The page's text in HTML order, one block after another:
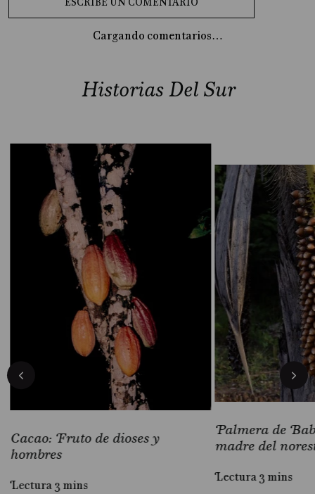
Cargando comentarios…
Historias Del Sur
Cacao: Fruto de dioses y
hombres
Lectura 3 mins
Palmera de
madre del
Lectura 3 mins